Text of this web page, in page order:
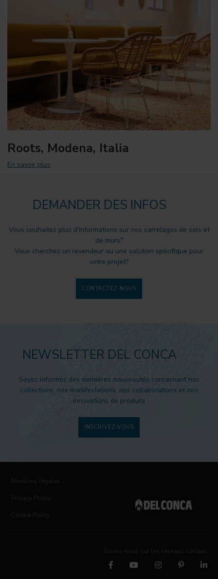
Roots, Modena, Italia
En savoir plus
DEMANDER DES INFOS
Vous souhaitez plus d'informations sur nos carrelages de sols et
de murs?
Vous cherchez un revendeur ou une solution spécifique pour
votre projet?
CONTACTEZ-NOUS
NEWSLETTER DEL CONCA
Soyez informés des dernières nouveautés concernant nos
collections, nos manifestations, nos collaborations et nos
innovations de produits
INSCRIVEZ-VOUS
Mentions légales
Privacy Policy
Cookie Policy
Suivez-nous sur les réseaux sociaux